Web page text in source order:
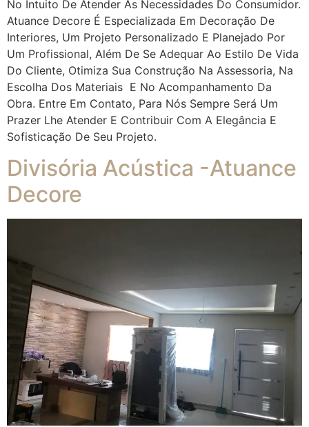
No Intuito De Atender Às Necessidades Do Consumidor.
Atuance Decore É Especializada Em Decoração De
Interiores, Um Projeto Personalizado E Planejado Por
Um Profissional, Além De Se Adequar Ao Estilo De Vida
Do Cliente, Otimiza Sua Construção Na Assessoria, Na
Escolha Dos Materiais E No Acompanhamento Da
Obra. Entre Em Contato, Para Nós Sempre Será Um
Prazer Lhe Atender E Contribuir Com A Elegância E
Sofisticação De Seu Projeto.
Divisória Acústica -Atuance
Decore